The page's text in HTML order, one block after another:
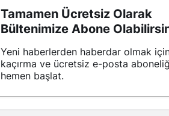
Tamamen Ücretsiz Olarak
Bültenimize Abone
Yeni haberlerden haberdar olmak için
kaçırma ve ücretsiz e-posta
hemen başlat.